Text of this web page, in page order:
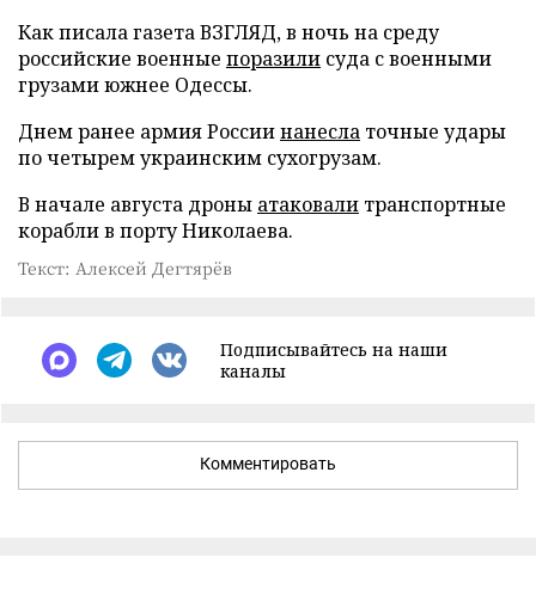
Как писала газета ВЗГЛЯД, в ночь на среду
российские военные поразили суда с военными
грузами южнее Одессы.
Днем ранее армия Россиинанесла точные удары
по четырем украинским сухогрузам.
В начале августа дроны атаковали транспортные
корабли в порту Николаева.
Текст: Алексей Дегтярёв
Подписывайтесь на наши
каналы
Комментировать